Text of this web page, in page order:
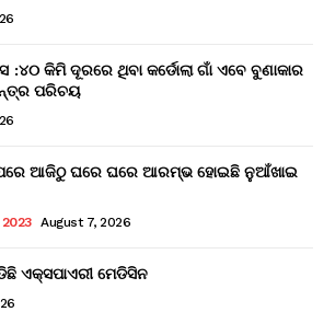
:୪୦ କିମି ଦୂରରେ ଥିବା କର୍ଡୋଲା ଗାଁ ଏବେ ବୁଣାକାର
ପରିଚୟ
ପରେ ଆଜିଠୁ ଘରେ ଘରେ ଆରମ୍ଭ ହୋଇଛି ନୁଆଁଖାଇ
2023 August 7, 2026
ଏକ୍ସପାଏରୀ ମେଡିସିନ